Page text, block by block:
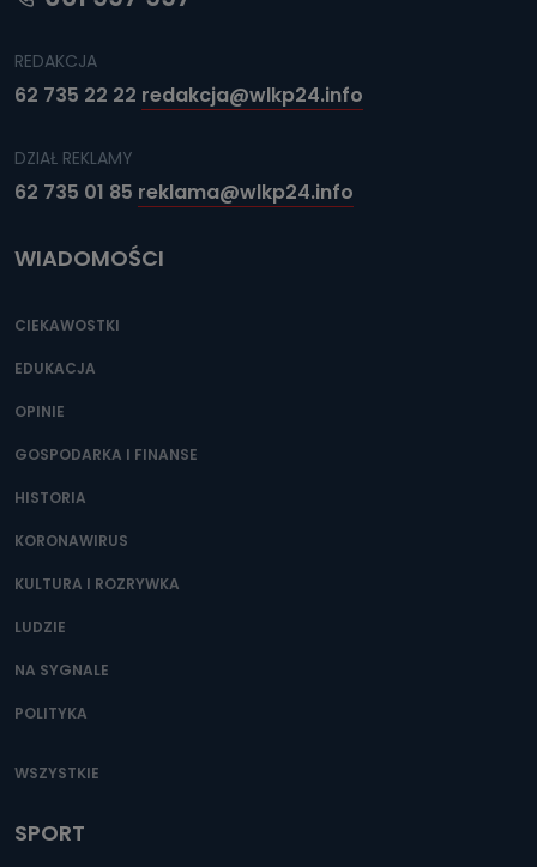
REDAKCJA
62 735 22 22 redakcja@wlkp24.info
DZIAŁ REKLAMY
62 735 01 85 reklama@wlkp24.info
WIADOMOŚCI
CIEKAWOSTKI
EDUKACJA
OPINIE
GOSPODARKA I FINANSE
HISTORIA
KORONAWIRUS
KULTURA I ROZRYWKA
LUDZIE
NA SYGNALE
POLITYKA
WSZYSTKIE
SPORT